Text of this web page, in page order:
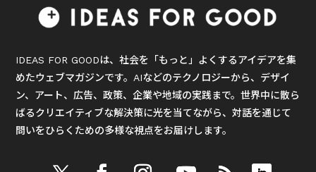
IDEAS FOR GOODは、社会を「もっと」よくするアイデアを集
めたウェブマガジンです。AIなどのテクノロジーから、デザイ
ン、アート、広告、政策、企業や地域の実践まで。世界中に散ら
ばるクリエイティブな解決策に光を当てながら、対話を通じて
問いをひらくための多様な視点をお届けします。